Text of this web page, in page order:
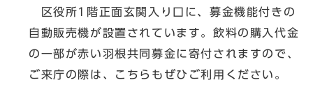
区役所1階正面玄関入り口に、募金機能付きの
自動販売機が設置されています。飲料の購入代金
の一部が赤い羽根共同募金に寄付されますので、
ご来庁の際は、こちらもぜひご利用ください。